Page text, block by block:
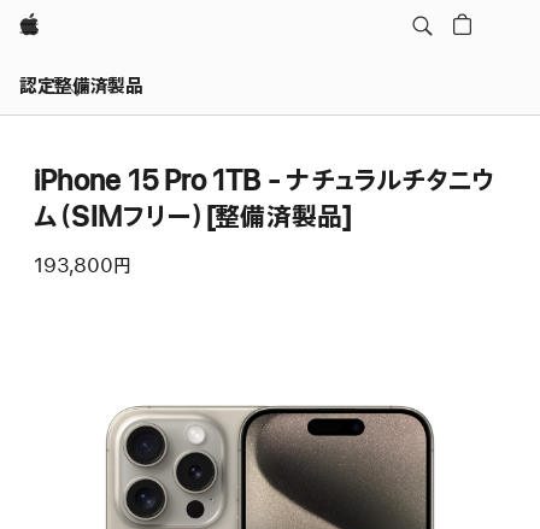
Apple
認定整備済製品
iPhone 15 Pro 1TB - ナチュラルチタニウ
ム（SIMフリー）[整備済製品]
193,800円